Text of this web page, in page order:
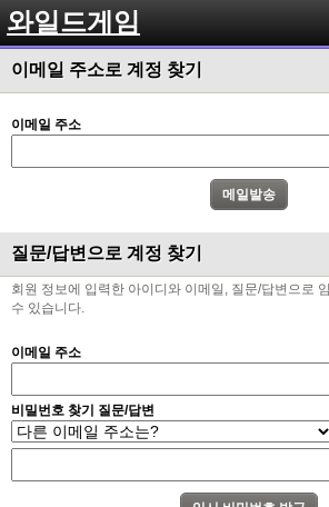
와일드게임
이메일 주소로 계정 찾기
이메일 주소
질문/답변으로 계정 찾기
회원 정보에 입력한 아이디와 이메일, 질문/답변으로
수 있습니다.
이메일 주소
비밀번호 찾기 질문/답변